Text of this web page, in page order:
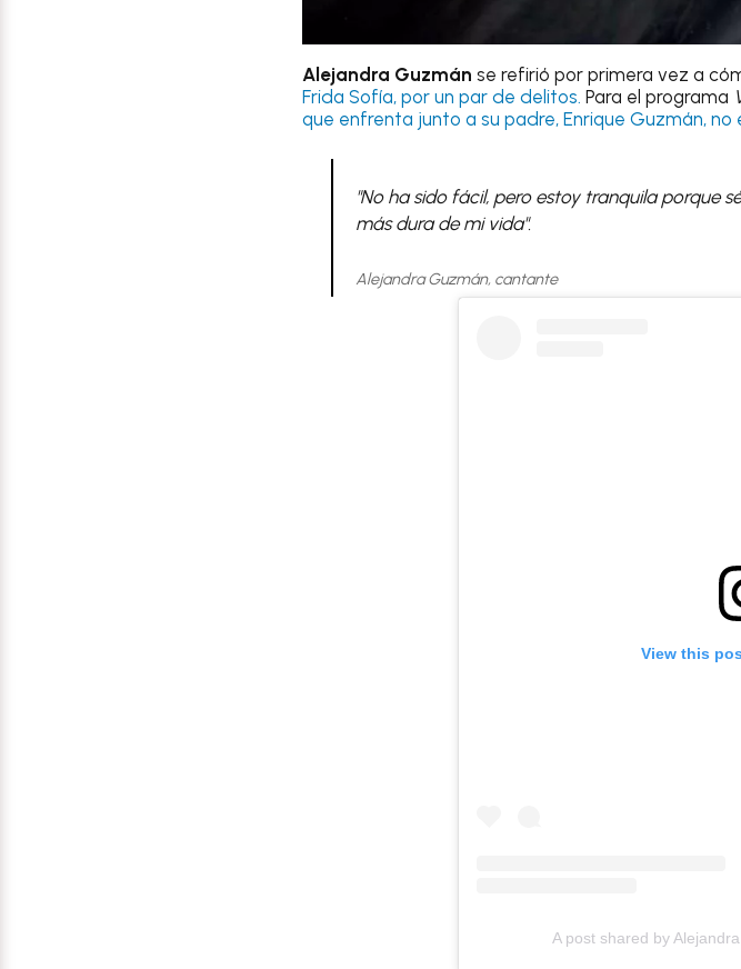
Alejandra Guzmán se refirió por primera vez a
Frida Sofía, por un par de delitos. Para el programa
que enfrenta junto a su padre, Enrique Guzmán, no
"No ha sido fácil, pero estoy tranquila porque
más dura de mi vida".
Alejandra Guzmán, cantante
View this
A post shared by